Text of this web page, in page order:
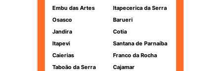
Embu das Artes
Itapecerica da Serra
Osasco
Barueri
Jandira
Cotia
Itapevi
Santana de Parnaíba
Caierias
Franco da Rocha
Taboão da Serra
Cajamar